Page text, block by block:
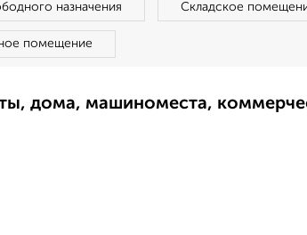
назначения Складское
помещение
дома, машиноместа,